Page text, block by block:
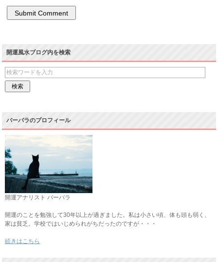
開運風水ブログ内を検索
バーバラのプロフィール
開運アナリスト バーバラ
開運のことを勉強して30年以上が過ぎました。私は小さい頃、体も頭も弱く、
家は貧乏。学校ではいじめられがちだったのですが・・・
続きはこちら